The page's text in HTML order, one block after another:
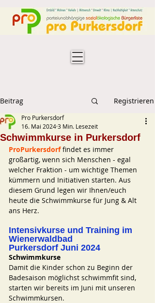
Beitrag Registrieren
Schwimmkurse in Purkersdorf
Pro Purkersdorf
16. Mai 20243 Min. Lesezeit
ProPurkersdorf findet es immer
großartig, wenn sich Menschen - egal
welcher Fraktion - um wichtige Themen
kümmern und Initiativen starten. Aus
diesem Grund legen wir Ihnen/euch
heute die Schwimmkurse für Jung & Alt
ans Herz.
Intensivkurse und Training im
Wienerwaldbad
Purkersdorf Juni 2024
Schwimmkurse
Damit die Kinder schon zu Beginn der
Badesaison möglichst schwimmfit sind,
starten wir bereits im Juni mit unseren
Schwimmkursen.